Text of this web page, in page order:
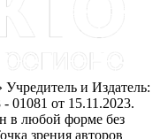
Учредитель и Издатель:
от 15.11.2023.
в любой форме без
зрения авторов